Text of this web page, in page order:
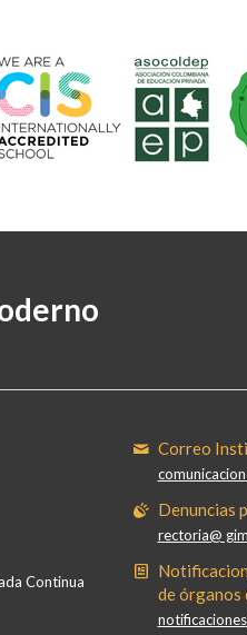
Continua
Correo
Denuncias
rectoria@
de órganos